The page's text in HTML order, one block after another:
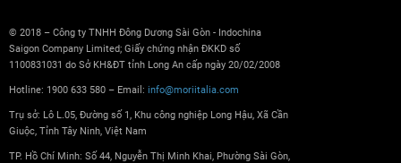
© 2018 – Công ty TNHH Đông Dương Sài Gòn - Indochina
Saigon Company Limited; Giấy chứng nhận ĐKKD số
1100831031 do Sở KH&ĐT tỉnh Long An cấp ngày 20/02/2008
Hotline: 1900 633 580 – Email: info@moriitalia.com
Trụ sở: Lô L.05, Đường số 1, Khu công nghiệp Long Hậu, Xã Cần
Giuộc, Tỉnh Tây Ninh, Việt Nam
TP. Hồ Chí Minh: Số 44, Nguyễn Thị Minh Khai, Phường Sài Gòn,